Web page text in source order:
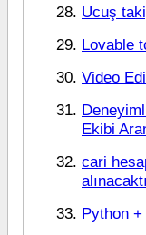
Ucuş
Lovable
Video
Ekibi
cari
Python